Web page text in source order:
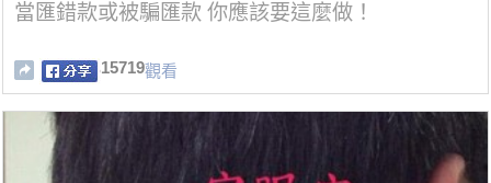
當匯錯款或被騙匯款 你應該要這麼做！
15719觀看